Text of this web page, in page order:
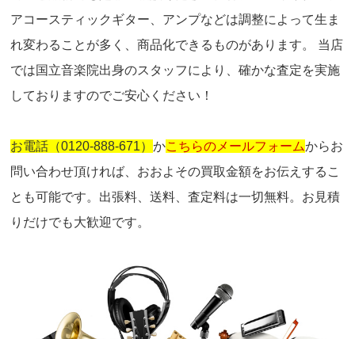
アコースティックギター、アンプなどは調整によって生ま
れ変わることが多く、商品化できるものがあります。 当店
では国立音楽院出身のスタッフにより、確かな査定を実施
しておりますのでご安心ください！
お電話（0120-888-671）かこちらのメールフォームからお
問い合わせ頂ければ、おおよその買取金額をお伝えするこ
とも可能です。出張料、送料、査定料は一切無料。お見積
りだけでも大歓迎です。